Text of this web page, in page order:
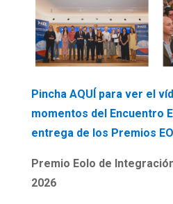
Pincha AQUÍ para ver el
momentos del Encuentro
entrega de los Premios
Premio Eolo de
2026